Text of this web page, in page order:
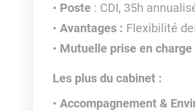
Poste: CDI, 35h
Avantages : Flexibilité
Mutuelle prise en charge
Les plus du cabinet :
Accompagnement &